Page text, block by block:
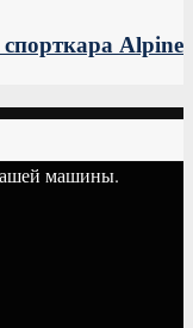
Alpine
машины.